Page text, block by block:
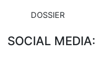
DOSSIER
SOCIAL MEDIA: